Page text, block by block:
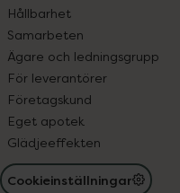
Hållbarhet
Samarbeten
Ägare och ledningsgrupp
För leverantörer
Företagskund
Eget apotek
Glädjeeffekten
Cookieinställningar